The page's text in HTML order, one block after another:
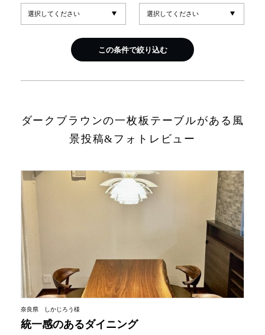
MOKUBA CHANNEL
よくあるご質問
この条件で絞り込む
ダークブラウンの一枚板テーブルがある風
景投稿&フォトレビュー
奈良県 しかじろう様
統一感のあるダイニング